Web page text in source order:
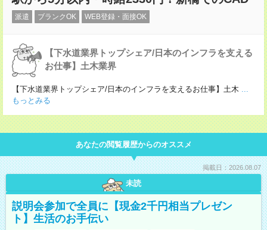
派遣 ブランクOK WEB登録・面接OK
【下水道業界トップシェア/日本のインフラを支える
お仕事】土木業界
【下水道業界トップシェア/日本のインフラを支えるお仕事】土木 ...
もっとみる
あなたの閲覧履歴からのオススメ
掲載日：2026.08.07
未読
説明会参加で全員に【現金2千円相当プレゼン
ト】生活のお手伝い